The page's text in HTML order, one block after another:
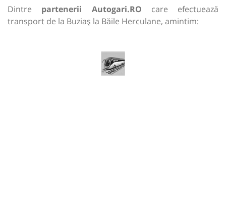
Dintre partenerii Autogari.RO care efectuează
transport de la Buziaș la Băile Herculane, amintim: